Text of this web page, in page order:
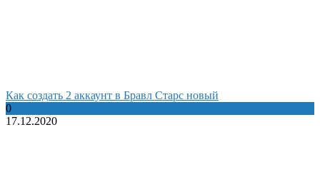
Как создать 2 аккаунт в Бравл Старс новый
0
17.12.2020